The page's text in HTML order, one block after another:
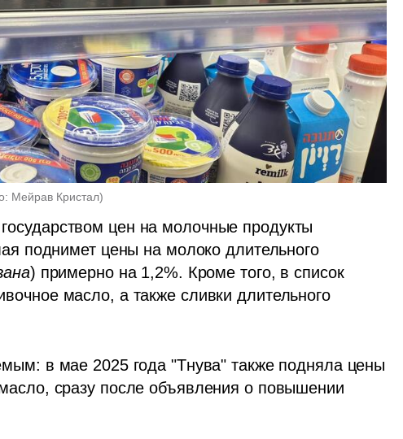
Мейрав Кристал)
цен на молочные продукты
поднимет цены на молоко длительного
) примерно на 1,2%. Кроме того, в список
масло, а также сливки длительного
в мае 2025 года "Тнува" также подняла цены
сразу после объявления о повышении